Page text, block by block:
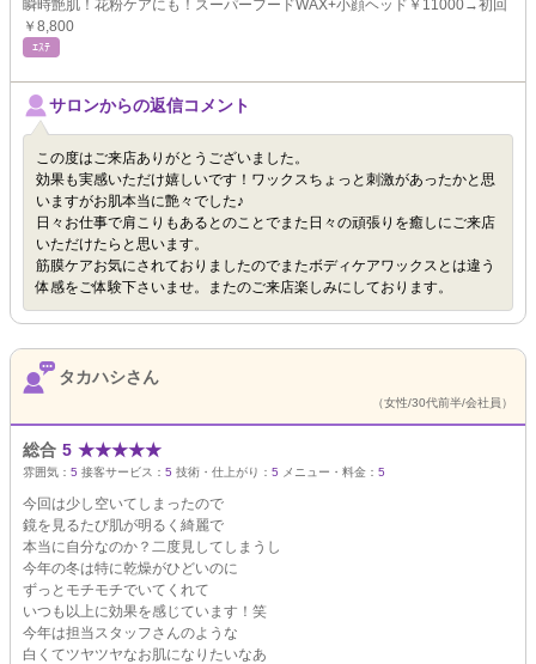
瞬時艶肌！花粉ケアにも！スーパーフードWAX+小顔ヘッド￥11000→初回
￥8,800
ｴｽﾃ
サロンからの返信コメント
この度はご来店ありがとうございました。
効果も実感いただけ嬉しいです！ワックスちょっと刺激があったかと思
いますがお肌本当に艶々でした♪
日々お仕事で肩こりもあるとのことでまた日々の頑張りを癒しにご来店
いただけたらと思います。
筋膜ケアお気にされておりましたのでまたボディケアワックスとは違う
体感をご体験下さいませ。またのご来店楽しみにしております。
タカハシさん
（女性/30代前半/会社員）
総合 5 ★★★★★
雰囲気： 5 接客サービス： 5 技術・仕上がり： 5 メニュー・料金： 5
今回は少し空いてしまったので
鏡を見るたび肌が明るく綺麗で
本当に自分なのか？二度見してしまうし
今年の冬は特に乾燥がひどいのに
ずっとモチモチでいてくれて
いつも以上に効果を感じています！笑
今年は担当スタッフさんのような
白くてツヤツヤなお肌になりたいなあ